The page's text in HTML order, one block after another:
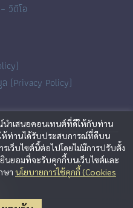
– วิดีโอ
(Privacy Policy)
นำเสนอคอนเทนต์ที่ดีให้กับท่าน
ห้ท่านได้รับประสบการณ์ที่ดีบน
เว็บไซต์นี้ต่อไปโดยไม่มีการปรับตั้ง
นยอมที่จะรับคุกกี้บนเว็บไซต์และ
ษา นโยบายการใช้คุกกี้ (Cookies